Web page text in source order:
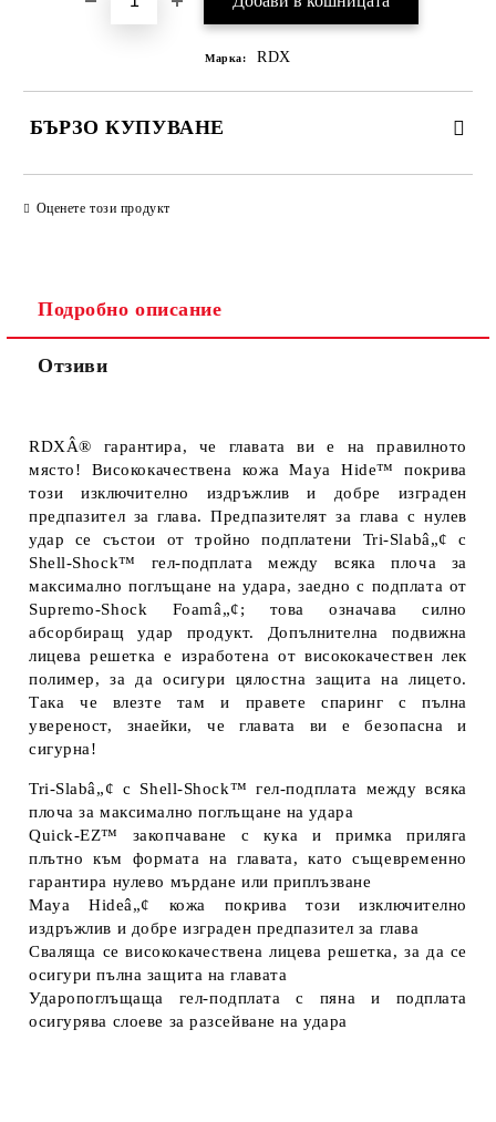
Марка: RDX
БЪРЗО КУПУВАНЕ
Оценете този продукт
Подробно описание
Отзиви
RDXÂ® гарантира, че главата ви е на правилното
място! Висококачествена кожа Maya Hide™ покрива
този изключително издръжлив и добре изграден
предпазител за глава. Предпазителят за глава с нулев
удар се състои от тройно подплатени Tri-Slabâ„¢ с
Shell-Shock™ гел-подплата между всяка плоча за
максимално поглъщане на удара, заедно с подплата от
Supremo-Shock Foamâ„¢; това означава силно
абсорбиращ удар продукт. Допълнителна подвижна
лицева решетка е изработена от висококачествен лек
полимер, за да осигури цялостна защита на лицето.
Така че влезте там и правете спаринг с пълна
увереност, знаейки, че главата ви е безопасна и
сигурна!
Tri-Slabâ„¢ с Shell-Shock™ гел-подплата между всяка
плоча за максимално поглъщане на удара
Quick-EZ™ закопчаване с кука и примка приляга
плътно към формата на главата, като същевременно
гарантира нулево мърдане или приплъзване
Maya Hideâ„¢ кожа покрива този изключително
издръжлив и добре изграден предпазител за глава
Сваляща се висококачествена лицева решетка, за да се
осигури пълна защита на главата
Ударопоглъщаща гел-подплата с пяна и подплата
осигурява слоеве за разсейване на удара